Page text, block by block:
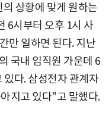
상황에 맞게 원하는
6시부터 오후 1시 사
만 일하면 된다. 지난
국내 임직원 가운데 6
다. 삼성전자 관계자
지고 있다"고 말했다.